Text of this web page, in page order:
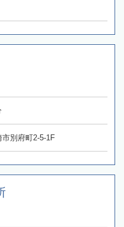
別府町2-5-1F